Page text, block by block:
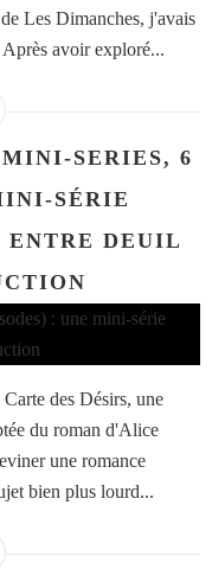
Les Dimanches, j'avais
avoir exploré...
SERIES, 6
SÉRIE
ENTRE DEUIL
des Désirs, une
du roman d'Alice
une romance
bien plus lourd...